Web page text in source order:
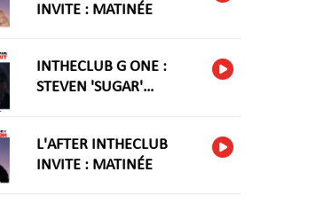
INVITE : MATINÉE
INTHECLUB G ONE :
STEVEN 'SUGAR'
L'AFTER INTHECLUB
INVITE : MATINÉE